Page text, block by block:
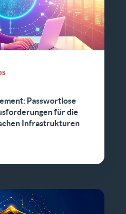
Passwortlose
für die
Infrastrukturen